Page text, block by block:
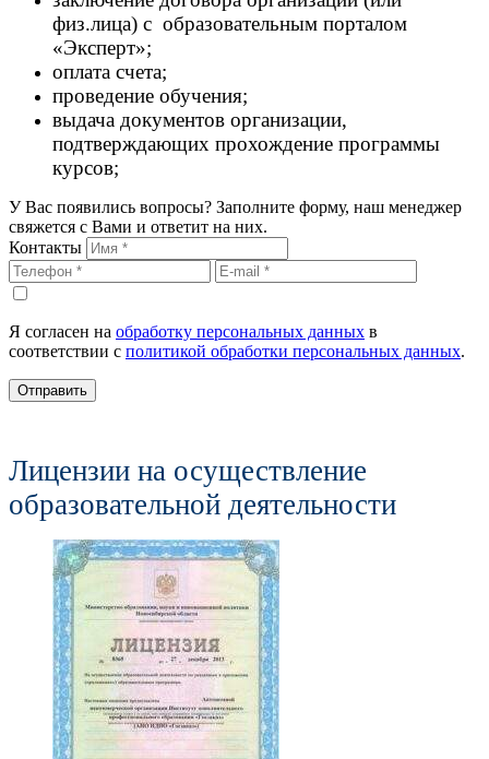
физ.лица) с образовательным порталом
«Эксперт»;
оплата счета;
проведение обучения;
выдача документов организации,
подтверждающих прохождение программы
курсов;
У Вас появились вопросы? Заполните форму, наш менеджер
свяжется с Вами и ответит на них.
Контакты
Я согласен на обработку персональных данных в
соответствии с политикой обработки персональных данных.
Отправить
Лицензии на осуществление
образовательной деятельности